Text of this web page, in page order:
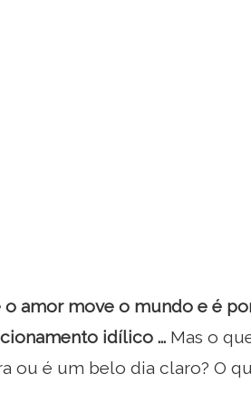
o amor move o mundo e é
idílico ... Mas o
ou é um belo dia claro? O